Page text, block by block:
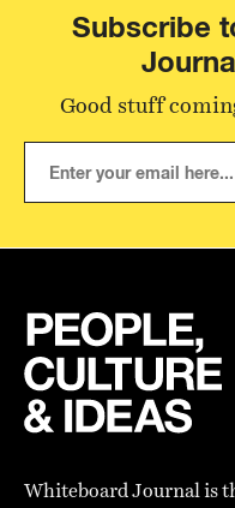
Subscribe
Good stuff
Whiteboard Journal is